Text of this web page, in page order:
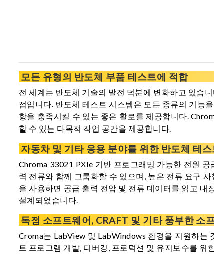
모든 유형의 반도체 부품 테스트에 적합
전 세계는 반도체 기술의 발전 덕분에 변화하고 있습
점입니다. 반도체 테스트 시스템은 모든 종류의 기능
항을 충족시킬 수 있는 좋은 활로를 제공합니다.
할 수 있는 다목적 작업 공간을 제공합니다.
자동차 및 기타 응용 분야를 위한 반도체 테
Chroma 33021 PXIe 기반 프로그래밍 가능한 전원
력 전류와 함께 그룹화할 수 있으며, 높은 전류 요구
을 사용하면 공급 출력 전압 및 전류 데이터를 읽고
설계되었습니다.
독점 소프트웨어, CRAFT 및 기타 풍부한 소
Croma는 LabView 및 LabWindows 환경을 지원하
트 프로그램 개발, 디버깅, 프로덕션 및 유지보수를